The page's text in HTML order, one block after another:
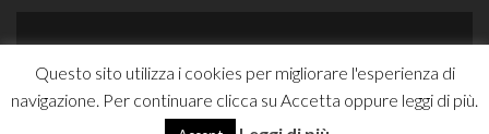
a
Facebook
a
Linkedin
Zerif LiteSviluppato da
Questo sito utilizza i cookies per migliorare l'esperienza di
navigazione. Per continuare clicca su Accetta oppure leggi di più.